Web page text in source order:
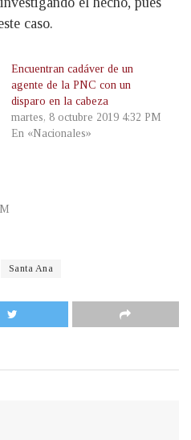
caso.
Encuentran cadáver de un
agente de la PNC con un
disparo en la cabeza
martes, 8 octubre 2019 4:32 PM
En «Nacionales»
Santa Ana